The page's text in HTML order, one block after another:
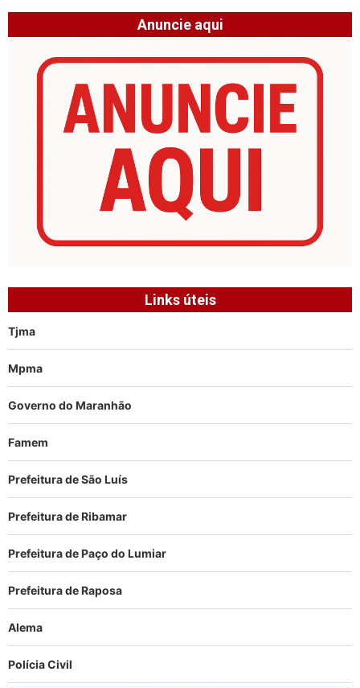
Anuncie aqui
Links úteis
Tjma
Mpma
Governo do Maranhão
Famem
Prefeitura de São Luís
Prefeitura de Ribamar
Prefeitura de Paço do Lumiar
Prefeitura de Raposa
Alema
Polícia Civil